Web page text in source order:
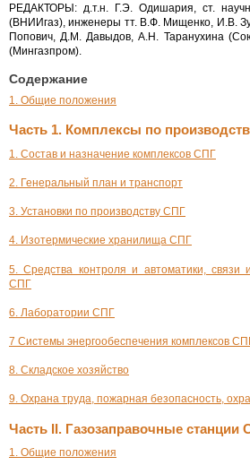
РЕДАКТОРЫ: д.т.н. Г.Э. Одишария, ст.
(ВНИИгаз), инженеры тт. В.Ф. Мищенко, И.В.
Попович, Д.М. Давыдов, А.Н. Таранухина
(Мингазпром).
Содержание
1. Общие положения
Часть 1. Комплексы по
1. Состав и назначение комплексов СПГ
2. Генеральный план и транспорт
3. Установки по производству СПГ
4. Изотермические хранилища СПГ
5. Средства контроля и автоматики, связи
СПГ
6. Лаборатории СПГ
7 Системы энергообеспечения комплексов
8. Складское хозяйство
9. Охрана труда, пожарная безопасность,
Часть II. Газозаправочные станции
1. Общие положения